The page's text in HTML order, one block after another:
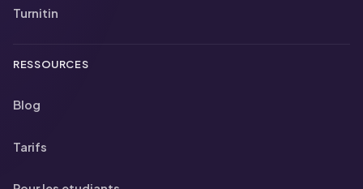
Turnitin
RESSOURCES
Blog
Tarifs